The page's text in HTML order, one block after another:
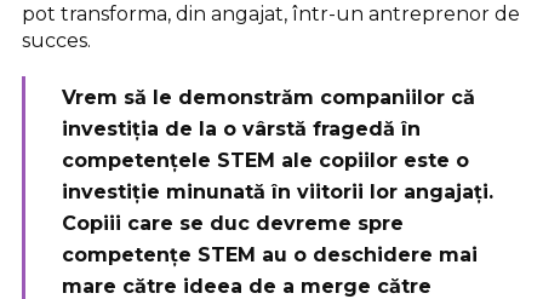
pot transforma, din angajat, într-un antreprenor de
succes.
Vrem să le demonstrăm companiilor că
investiția de la o vârstă fragedă în
competențele STEM ale copiilor este o
investiție minunată în viitorii lor angajați.
Copiii care se duc devreme spre
competențe STEM au o deschidere mai
mare către ideea de a merge către